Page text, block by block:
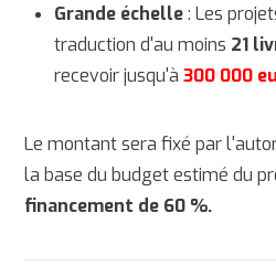
Grande échelle: Les
traduction d'au moins 21
recevoir jusqu'à 300 000
Le montant sera fixé par
la base du budget estimé du
financement de 60 %.